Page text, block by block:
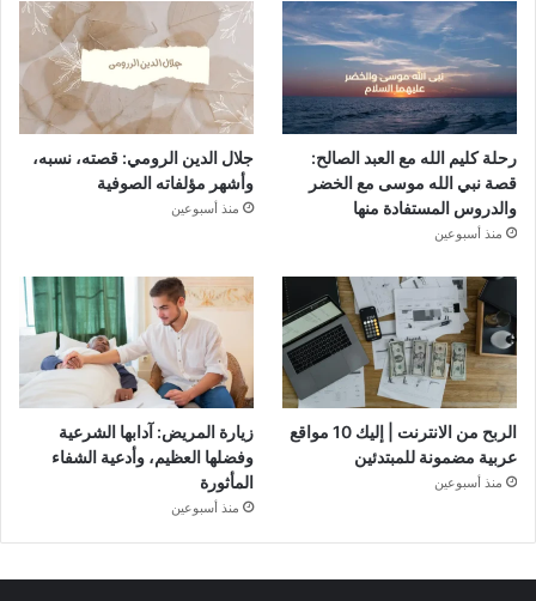
رحلة كليم الله مع العبد الصالح:
قصة نبي الله موسى مع الخضر
والدروس المستفادة منها
منذ أسبوعين
جلال الدين الرومي: قصته، نسبه،
وأشهر مؤلفاته الصوفية
منذ أسبوعين
الربح من الانترنت | إليك 10 مواقع
عربية مضمونة للمبتدئين
منذ أسبوعين
زيارة المريض: آدابها الشرعية
وفضلها العظيم، وأدعية الشفاء
المأثورة
منذ أسبوعين